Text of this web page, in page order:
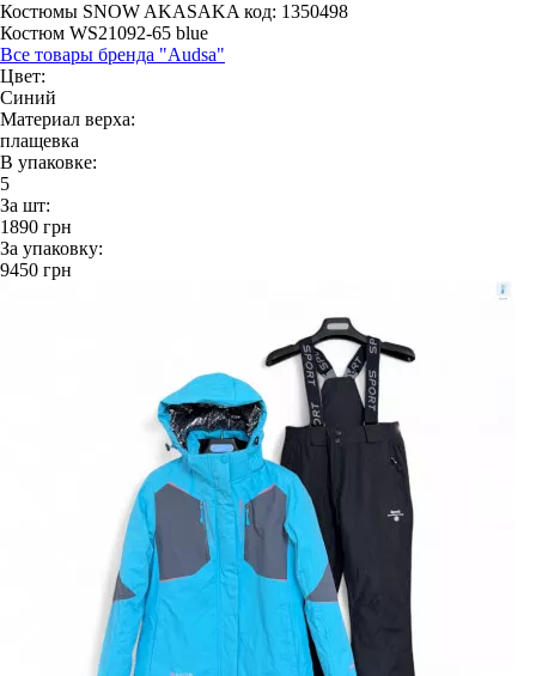
Костюмы SNOW AKASAKA код: 1350498
Костюм WS21092-65 blue
Все товары бренда "Audsa"
Цвет:
Синий
Материал верха:
плащевка
В упаковке:
5
За шт:
1890 грн
За упаковку:
9450 грн